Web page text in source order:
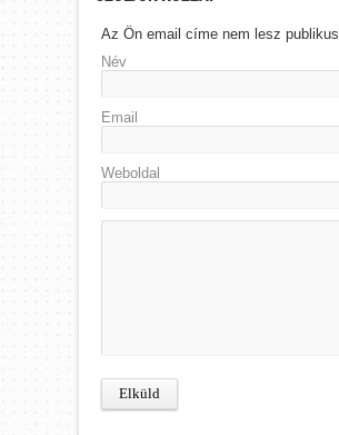
Az Ön email címe nem lesz publikus.
Név
Email
Weboldal